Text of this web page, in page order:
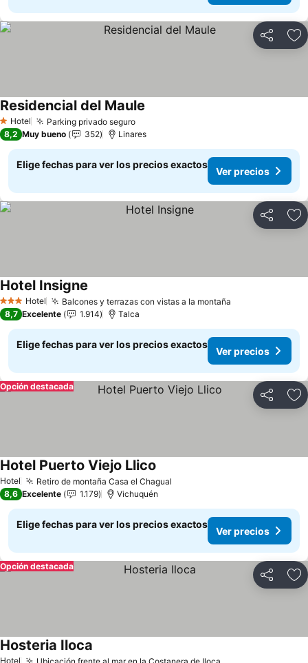
Compartir
1 Estrellas
Hotel Parking privado seguroVer precios
Residencial del Maule
8,2 Muy bueno 352 Linares
Elige fechas para ver los precios exactos
Ver precios
Compartir
3 Estrellas
Hotel Balcones y terrazas con vistas a la montaña
Hotel Insigne
8,7 Excelente 1.914 Talca
Elige fechas para ver los precios exactos
Ver precios
Compartir
Opción destacada
Hotel Retiro de montaña Casa el Chagual
Hotel Puerto Viejo Llico
8,6 Excelente 1.179 Vichuquén
Elige fechas para ver los precios exactos
Ver precios
Compartir
Opción destacada
Hotel Ubicación frente al mar en la Costanera de Iloca
Hosteria Iloca